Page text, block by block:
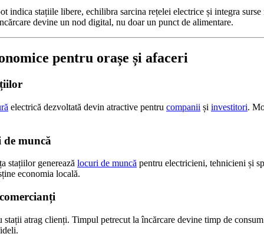
indica stațiile libere, echilibra sarcina rețelei electrice și integra
devine un nod digital, nu doar un punct de alimentare.
pentru orașe și afaceri
electrică dezvoltată devin atractive pentru companii și investitori.
de muncă
stațiilor generează locuri de muncă pentru electricieni, tehnicieni și
economia locală.
stații atrag clienți. Timpul petrecut la încărcare devine timp de